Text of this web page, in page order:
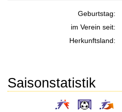
Geburtstag:
im Verein seit:
Herkunftsland:
Saisonstatistik